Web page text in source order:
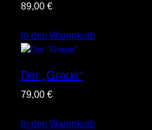
89,00 €
In den Warenkorb
Der „Graue“
79,00 €
In den Warenkorb